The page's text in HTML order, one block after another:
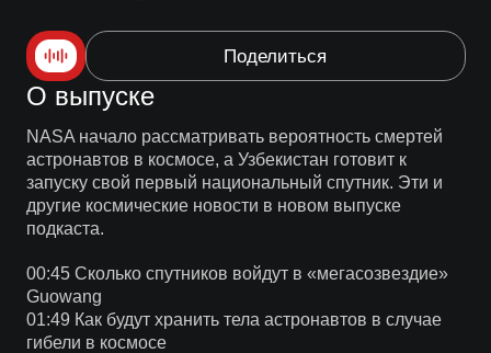
Поделиться
О выпуске
NASA начало рассматривать вероятность смертей
астронавтов в космосе, а Узбекистан готовит к
запуску свой первый национальный спутник. Эти и
другие космические новости в новом выпуске
подкаста.
00:45 Сколько спутников войдут в «мегасозвездие»
Guowang
01:49 Как будут хранить тела астронавтов в случае
гибели в космосе